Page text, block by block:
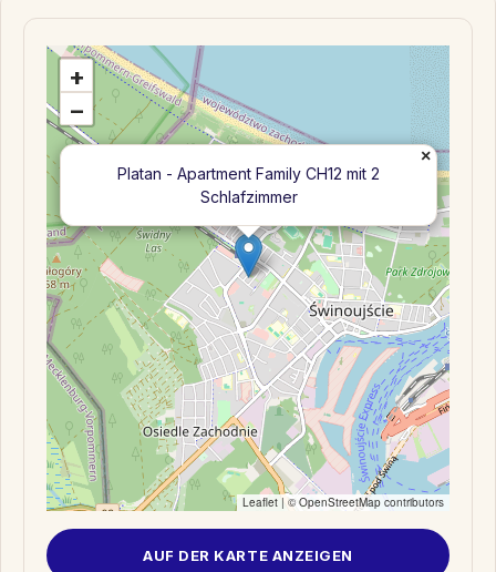
Platan - Apartment Family CH12 mit 2
Schlafzimmer
×
+
−
Leaflet | ©OpenStreetMap contributors
AUF DER KARTE ANZEIGEN